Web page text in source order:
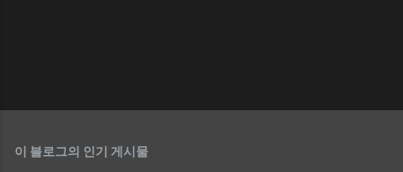
이 블로그의 인기 게시물